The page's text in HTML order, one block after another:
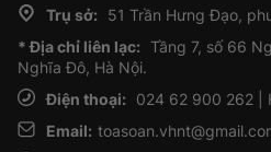
Trụ sở:
51 Trần Hưng Đạo,
* Địa chỉ liên lạc: Tầng 7, số 66
Nghĩa Đô, Hà Nội.
Điện thoại:
024 62 900 262 |
Email: